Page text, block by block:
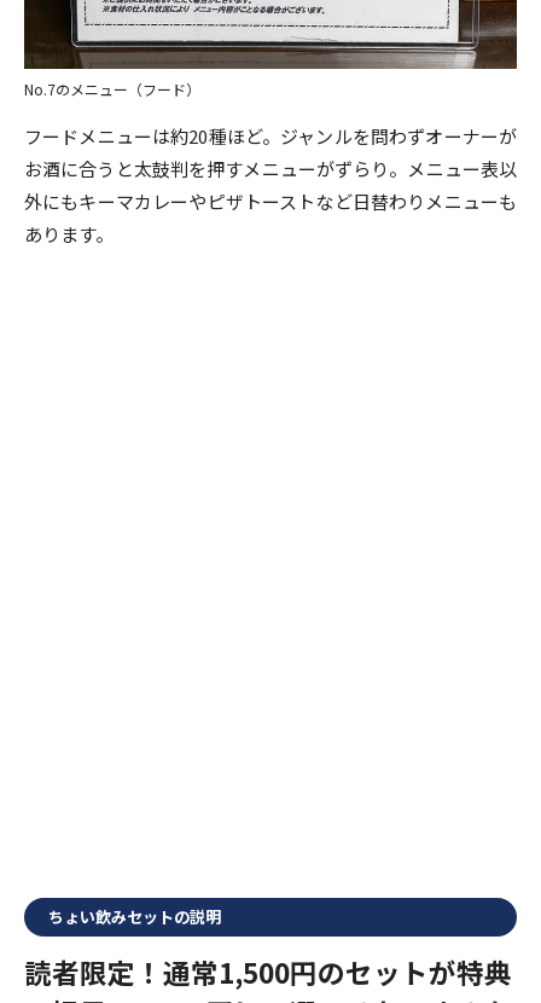
No.7のメニュー（フード）
フードメニューは約20種ほど。ジャンルを問わずオーナーが
お酒に合うと太鼓判を押すメニューがずらり。メニュー表以
外にもキーマカレーやピザトーストなど日替わりメニューも
あります。
ちょい飲みセットの説明
読者限定！通常1,500円のセットが特典